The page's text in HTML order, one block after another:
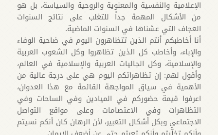
الإعلامية والنفسية والمعنوية والروحية والسياسة، بل هو
من الأشكال المهمة جداً للتغلب على نتائج السنوات
العجاف التي عشناها في السنوات الماضية.
أنا أخاطبكم أنتم الذين تتظاهرون اليوم في ضاحية الوفاء
والإباء، وأخاطب كل الذين تظاهروا وكل الشعوب العربية
والإسلامية، وكل الجاليات العربية والإسلامية في العالم،
وأقول لهم: إن تظاهراتكم اليوم هي على درجة عالية من
الأهمية في سياق المواجهة القائمة مع هذا العدوان،
اعرفوا قيمة حضوركم في الميادين وفي الساحات وفي
التظاهرات وفي الاعتصامات وعلى مواقع التواصل
الاجتماعي وبكل أشكال التعبير، لأن الرهان كان أنكم نسيتم